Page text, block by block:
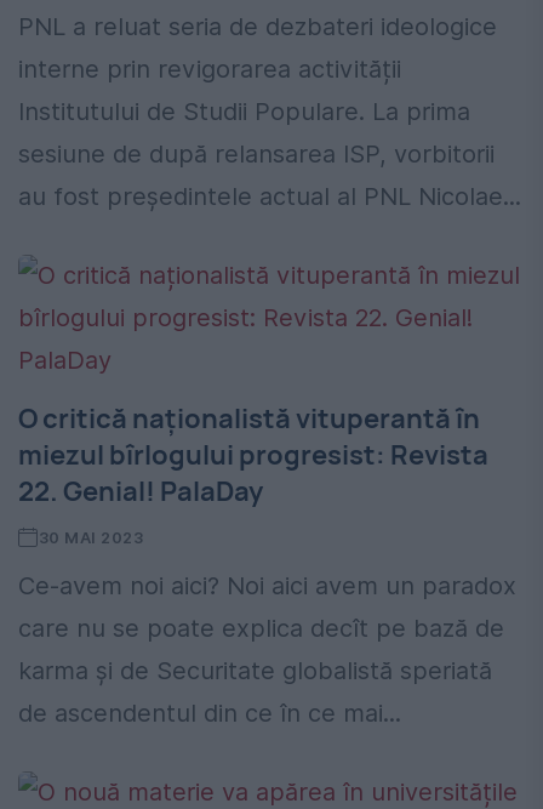
PNL a reluat seria de dezbateri ideologice
interne prin revigorarea activității
Institutului de Studii Populare. La prima
sesiune de după relansarea ISP, vorbitorii
au fost președintele actual al PNL Nicolae...
O critică naționalistă vituperantă în
miezul bîrlogului progresist: Revista
22. Genial! PalaDay
30 MAI 2023
Ce-avem noi aici? Noi aici avem un paradox
care nu se poate explica decît pe bază de
karma și de Securitate globalistă speriată
de ascendentul din ce în ce mai...